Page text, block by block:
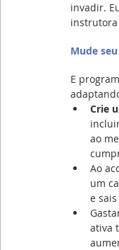
invadir.
Mude
E
Crie
ao
Ao
um
e
ativa